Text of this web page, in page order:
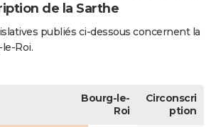
de la Sarthe
publiés ci-dessous concernent la
Roi.
Bourg-le-
Roi
Circonscri
ption